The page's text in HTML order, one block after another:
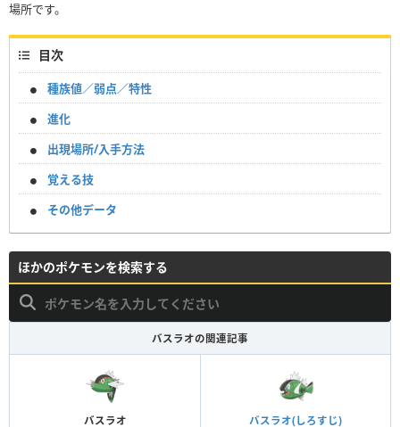
場所です。
目次
種族値／弱点／特性
進化
出現場所/入手方法
覚える技
その他データ
ほかのポケモンを検索する
バスラオの関連記事
バスラオ バスラオ(しろすじ)